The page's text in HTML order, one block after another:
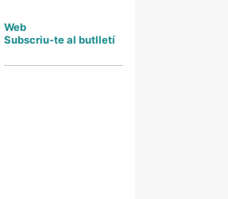
Web
Subscriu-te al butlletí